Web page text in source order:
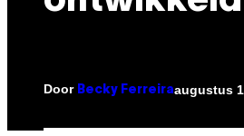
Door Becky Ferreiraaugustus